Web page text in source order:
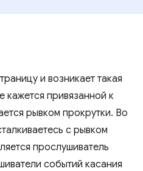
и возникает такая
кажется привязанной к
рывком прокрутки. Во
с рывком
прослушиватель
событий касания